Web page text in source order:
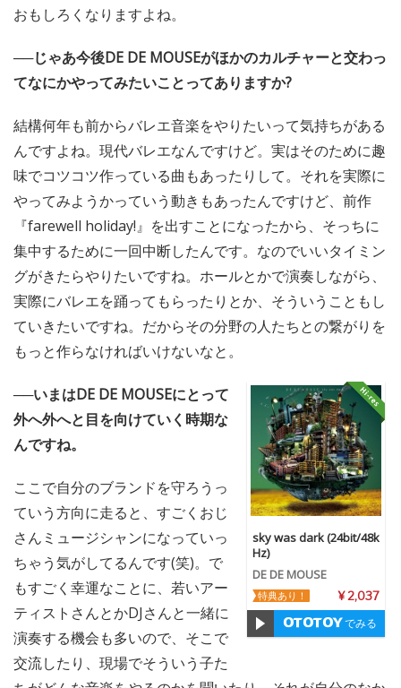
おもしろくなりますよね。
──じゃあ今後DE DE MOUSEがほかのカルチャーと交わっ
てなにかやってみたいことってありますか?
結構何年も前からバレエ音楽をやりたいって気持ちがある
んですよね。現代バレエなんですけど。実はそのために趣
味でコツコツ作っている曲もあったりして。それを実際に
やってみようかっていう動きもあったんですけど、前作
『farewell holiday!』を出すことになったから、そっちに
集中するために一回中断したんです。なのでいいタイミン
グがきたらやりたいですね。ホールとかで演奏しながら、
実際にバレエを踊ってもらったりとか、そういうこともし
ていきたいですね。だからその分野の人たちとの繋がりを
もっと作らなければいけないなと。
sky was dark (24bit/48k
Hz)
DE DE MOUSE
¥ 2,037
特典あり！
でみる
──いまはDE DE MOUSEにとって
外へ外へと目を向けていく時期な
んですね。
ここで自分のブランドを守ろうっ
ていう方向に走ると、すごくおじ
さんミュージシャンになっていっ
ちゃう気がしてるんです(笑)。で
もすごく幸運なことに、若いアー
ティストさんとかDJさんと一緒に
演奏する機会も多いので、そこで
交流したり、現場でそういう子た